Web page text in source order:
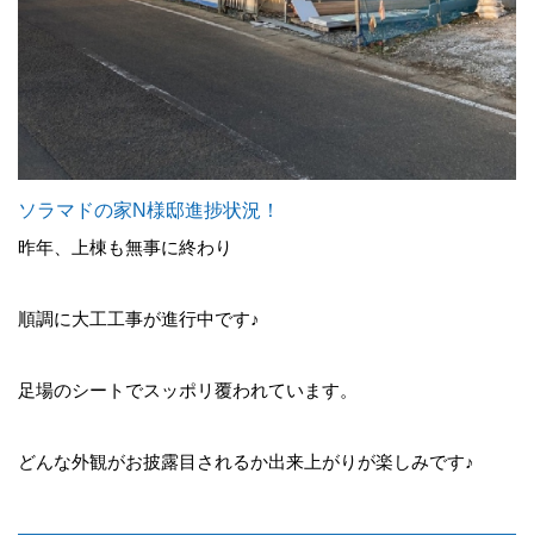
ソラマドの家N様邸進捗状況！
昨年、上棟も無事に終わり
順調に大工工事が進行中です♪
足場のシートでスッポリ覆われています。
どんな外観がお披露目されるか出来上がりが楽しみです♪